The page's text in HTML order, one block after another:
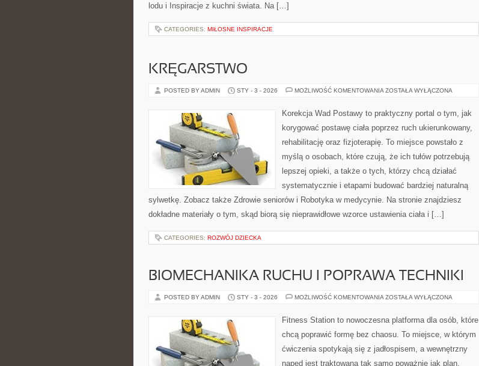
lodu i Inspiracje z kuchni świata. Na […]
CATEGORIES: MIŁOSNE INSPIRACJE
KRĘGARSTWO
POSTED BY ADMIN STY - 3 - 2026 MOŻLIWOŚĆ KOMENTOWANIA KRĘGARSTWO
ZOSTAŁA WYŁĄCZONA
Korekcja Wad Postawy to praktyczny portal o tym, jak
korygować postawę ciała poprzez ruch ukierunkowany,
rehabilitację oraz fizjoterapię. To miejsce powstało z
myślą o osobach, które czują, że ich tułów potrzebują
lepszej opieki, a także o tych, którzy chcą działać
systematycznie i etapami budować bardziej naturalną
sylwetkę. Zobacz także Zdrowie seniorów i Robotyka w medycynie. Na stronie znajdziesz
dokładne materiały o tym, skąd biorą się nieprawidłowe wzorce ustawienia ciała i […]
CATEGORIES: ROZWÓJ DZIECKA
BIOMECHANIKA RUCHU I POPRAWA TECHNIKI
POSTED BY ADMIN STY - 3 - 2026 MOŻLIWOŚĆ KOMENTOWANIA BIOMECHANIKA
POPRAWA
TECHNIKI
ZOSTAŁA WYŁĄCZONA
Fitness Station to nowoczesna platforma dla osób, które
chcą poprawić formę bez chaosu. To miejsce, w którym
ćwiczenia spotykają się z jadłospisem, a wewnętrzny
napęd jest traktowana tak samo poważnie jak plan.